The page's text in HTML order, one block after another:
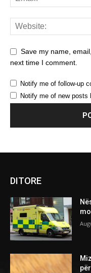
Save my name,
next time I comment.
Notify me of follow-up
Notify me of new posts
DITORE